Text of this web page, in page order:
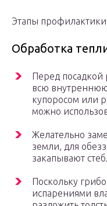
Этапы
Обработка
Перед посадкой
всю
купоросом или
можно
Желательно
земли, для
закапывают
Поскольку
испарениями